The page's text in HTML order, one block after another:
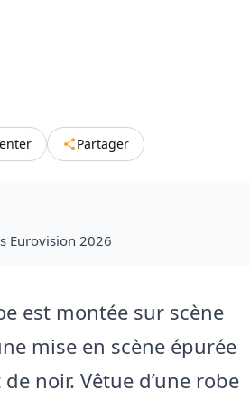
Partager
Eurovision 2026
est montée sur scène
mise en scène épurée
noir. Vêtue d’une robe